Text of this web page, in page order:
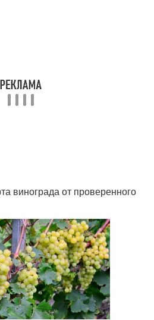
винограда от проверенного